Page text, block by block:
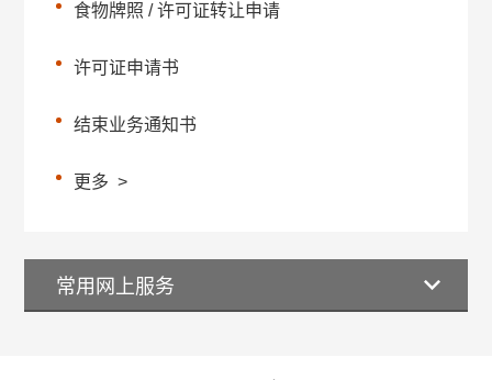
食物牌照 / 许可证转让申请
许可证申请书
结束业务通知书
更多 >
常用网上服务